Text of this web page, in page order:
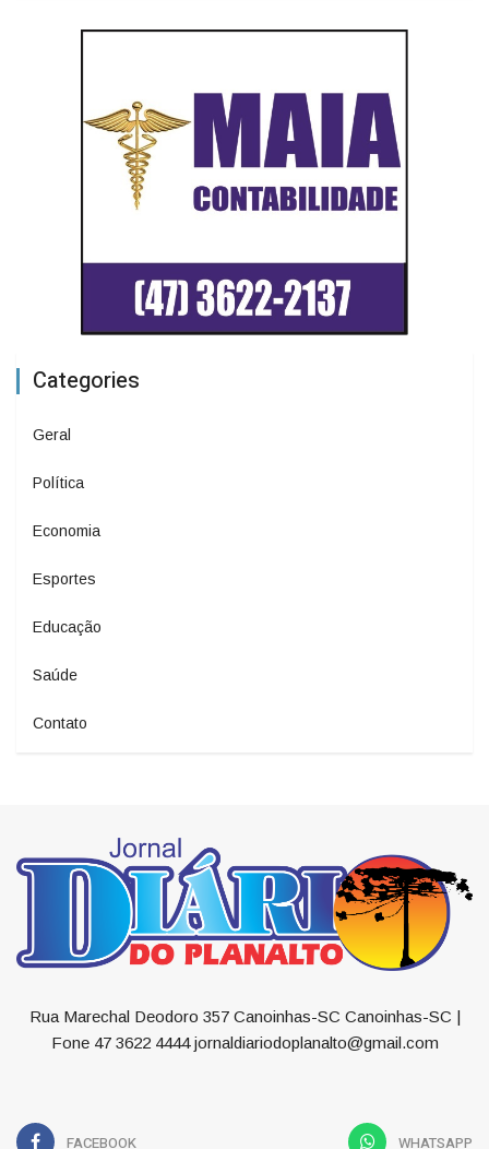
Categories
Geral
Política
Economia
Esportes
Educação
Saúde
Contato
Rua Marechal Deodoro 357 Canoinhas-SC Canoinhas-SC |
Fone 47 3622 4444 jornaldiariodoplanalto@gmail.com
FACEBOOK WHATSAPP